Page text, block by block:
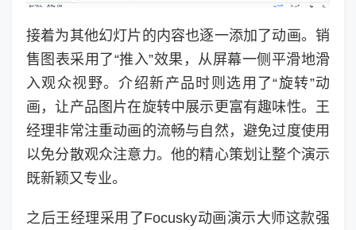
接着为其他幻灯片的内容也逐一添加了动画。销
售图表采用了“推入”效果，从屏幕一侧平滑地滑
入观众视野。介绍新产品时则选用了“旋转”动
画，让产品图片在旋转中展示更富有趣味性。王
经理非常注重动画的流畅与自然，避免过度使用
以免分散观众注意力。他的精心策划让整个演示
既新颖又专业。
之后王经理采用了Focusky动画演示大师这款强